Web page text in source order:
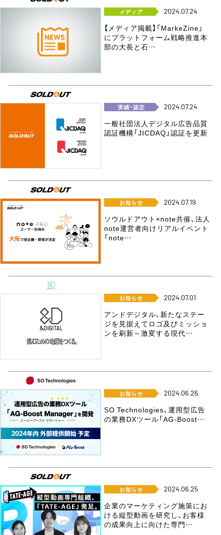
メディア 2024.07.24
【メディア掲載】「MarkeZine」
にプラットフォーム戦略推進本
部の大長と石…
実績・認定 2024.07.24
一般社団法人デジタル広告品質
認証機構「JICDAQ」認証を更新
お知らせ 2024.07.19
ソウルドアウト×note共催、法人
note運営者向けリアルイベント
「note…
お知らせ 2024.07.01
アンドデジタル、新たなステー
ジを見据えてロゴ及びミッショ
ンを刷新～激変する現代…
お知らせ 2024.06.26
SO Technologies、運用型広告
の業務DXツール「AG-Boost…
お知らせ 2024.06.25
企業のマーケティング施策にお
ける縦型動画を研究し、お客様
の成果向上に向けた専門…